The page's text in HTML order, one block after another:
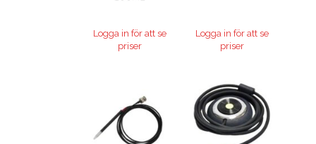
Logga in för att se
priser
Logga in för att se
priser